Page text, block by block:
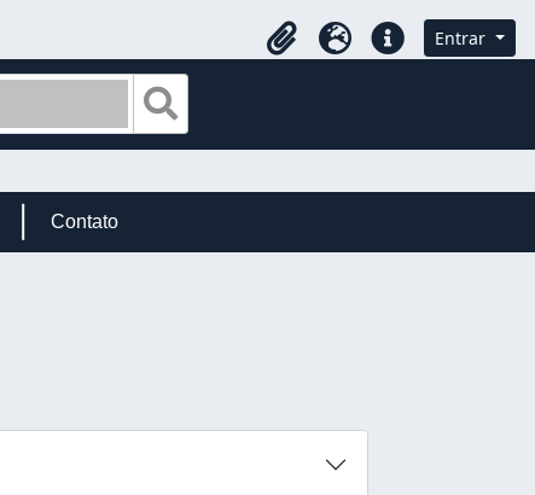
Área de Transferência
IdiomaAtalhos Entrar
Contato